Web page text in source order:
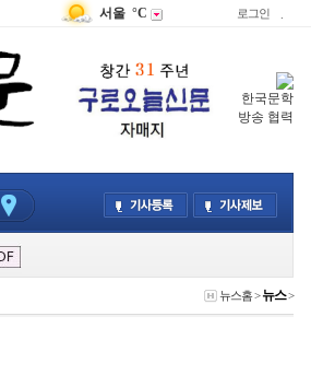
서울 °C 로그인
한국문학
방송 협력
뉴스홈>뉴스>